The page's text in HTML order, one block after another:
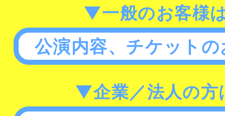
▼一般のお客様
公演内容、チケット
▼企業／法人の方